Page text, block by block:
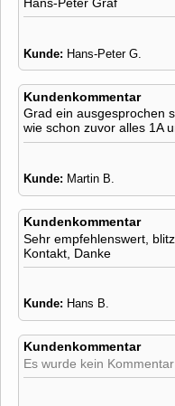
Kunde: Hans-Peter G.
Kundenkommentar
Grad ein ausgesprochen
wie schon zuvor alles 1A
Kunde: Martin B.
Kundenkommentar
Sehr empfehlenswert,
Kontakt, Danke
Kunde: Hans B.
Kundenkommentar
Es wurde kein